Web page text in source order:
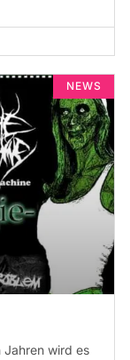
NEWS
Jahren wird es